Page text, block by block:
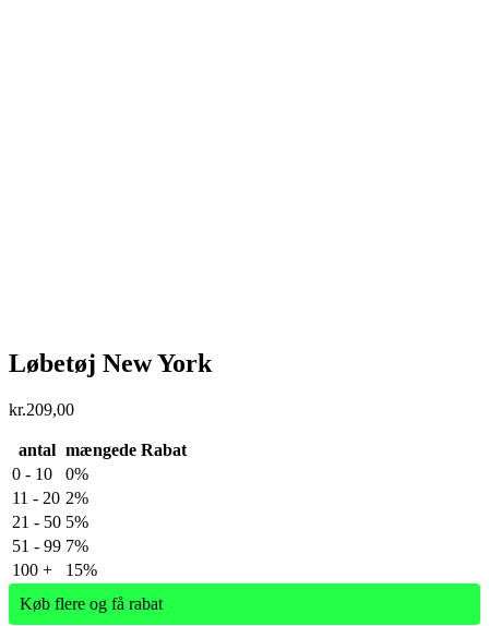
Løbetøj New York
kr.209,00
antal mængede Rabat
0 - 10
0%
11 - 20 2%
21 - 50 5%
51 - 99 7%
100 +
15%
Køb flere og få rabat